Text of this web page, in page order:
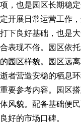
，也是园区长期稳
开展日常运营工作
下良好基础，也是
表现不俗。园区依
园区样貌。园区远
者营造安稳的栖息
要参考内容。园区
风貌。配备基础便
好的市场口碑。